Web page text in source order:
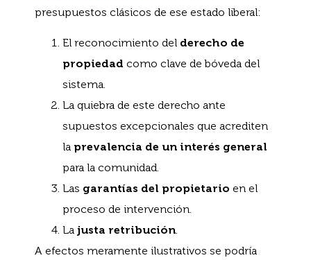
presupuestos clásicos de ese estado liberal:
El reconocimiento del derecho de
propiedad como clave de bóveda del
sistema.
La quiebra de este derecho ante
supuestos excepcionales que acrediten
la prevalencia de un interés general
para la comunidad.
Las garantías del propietario en el
proceso de intervención.
La justa retribución.
A efectos meramente ilustrativos se podría